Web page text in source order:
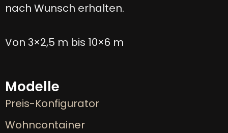
nach Wunsch erhalten.
Von 3×2,5 m bis 10×6 m
Modelle
Preis-Konfigurator
Wohncontainer